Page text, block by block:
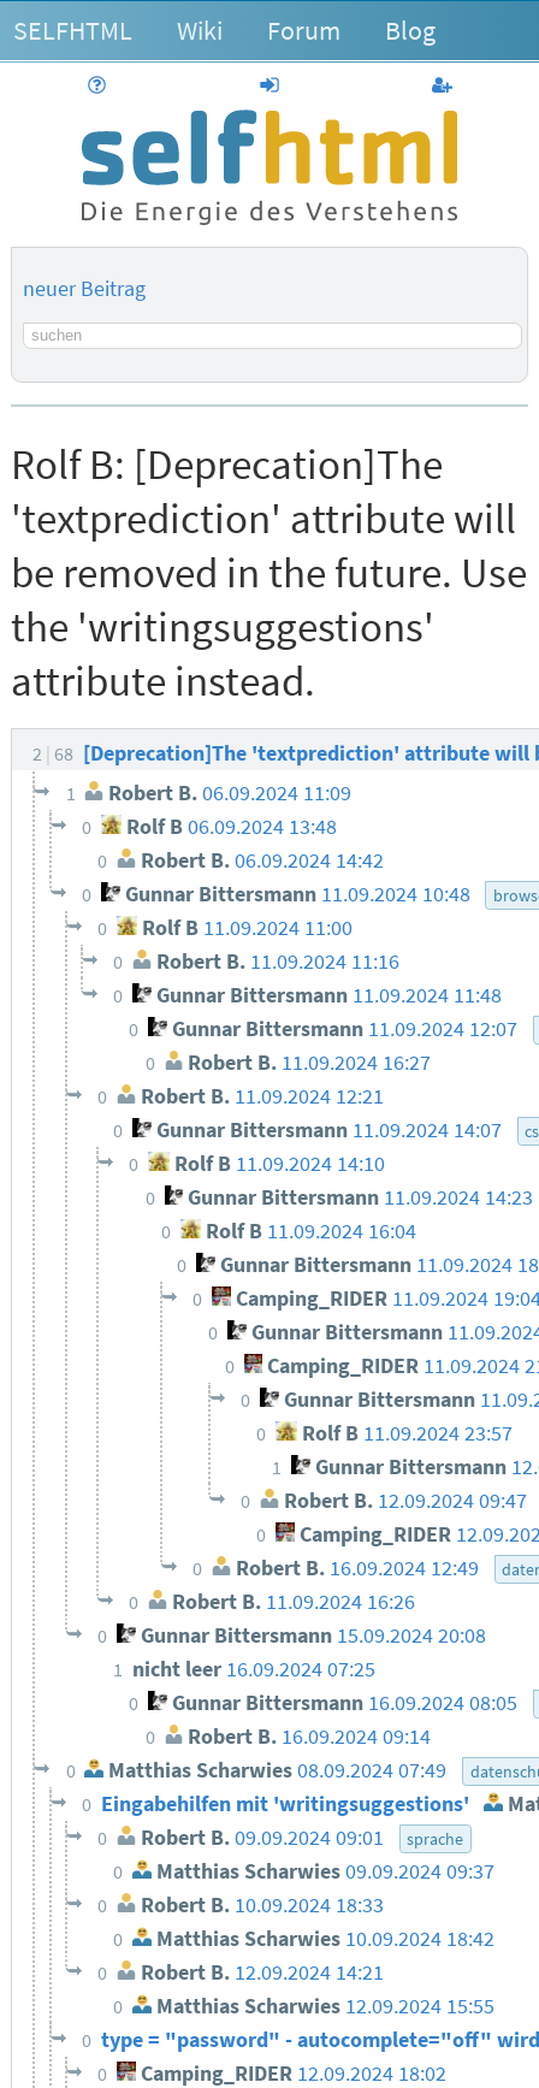
SELFHTML Wiki Forum Blog
anmelden
neuer Beitrag
Suchbegriff
Rolf B: [Deprecation]The
'textprediction' attribute will
be removed in the future. Use
the 'writingsuggestions'
attribute instead.
2 68 [Deprecation]The 'textprediction' attribute will
1 Robert B.06.09.2024 11:09
0 Rolf B06.09.2024 13:48
0 Robert B.06.09.2024 14:42
0 Gunnar Bittersmann 11.09.2024 10:48
0 Rolf B 11.09.2024 11:00
0 Robert B. 11.09.2024 11:16
0 Gunnar Bittersmann 11.09.2024 11:48
0 Gunnar Bittersmann 11.09.2024 12:07
0 Robert B. 11.09.2024 16:27
0 Robert B. 11.09.2024 12:21
0 Gunnar Bittersmann 11.09.2024 14:07
0 Rolf B 11.09.2024 14:10
0 Gunnar Bittersmann 11.09.2024 14:23
0 Rolf B 11.09.2024 16:04
0 Gunnar Bittersmann 11.09.2024
0 Camping_RIDER 11.09.2024
0 Gunnar Bittersmann
0 Camping_RIDER 11.09.2024
0 Gunnar Bittersmann
0 Rolf B 11.09.2024 23:57
1 Gunnar Bittersmann
0 Robert B. 12.09.2024 09:47
0 Camping_RIDER
0 Robert B. 16.09.2024 12:49
0 Robert B. 11.09.2024 16:26
0 Gunnar Bittersmann 15.09.2024 20:08
1 nicht leer 16.09.2024 07:25
0 Gunnar Bittersmann 16.09.2024 08:05
0 Robert B. 16.09.2024 09:14
0 Matthias Scharwies08.09.2024 07:49
0 Eingabehilfen mit 'writingsuggestions'
0 Robert B.09.09.2024 09:01 sprache
0 Matthias Scharwies09.09.2024 09:37
0 Robert B. 10.09.2024 18:33
0 Matthias Scharwies 10.09.2024 18:42
0 Robert B. 12.09.2024 14:21
0 Matthias Scharwies 12.09.2024 15:55
0 type = "password" - autocomplete="off"
0 Camping_RIDER 12.09.2024 18:02